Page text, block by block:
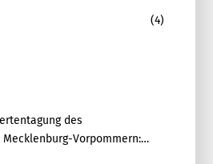
(4)
des
Vorpommern: